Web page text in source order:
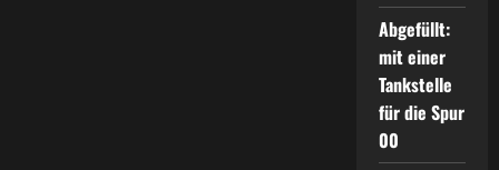
Abgefüllt:
mit einer
Tankstelle
für die Spur
00